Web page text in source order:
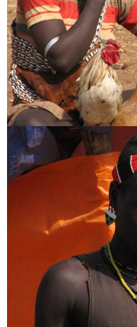
Világlátott, világjárt,
Alternatív
165 ország, sok
végeláthatatlan